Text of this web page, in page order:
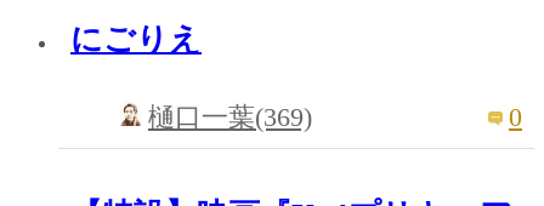
にごりえ
樋口一葉(369) 0